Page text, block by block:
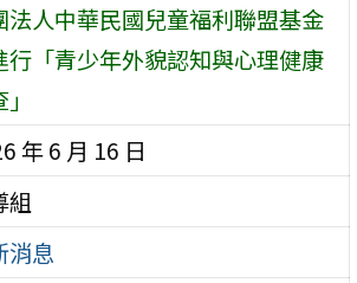
法人中華民國兒童福利聯盟基金
行「青少年外貌認知與心理健康
年 6 月 16 日
組
消息